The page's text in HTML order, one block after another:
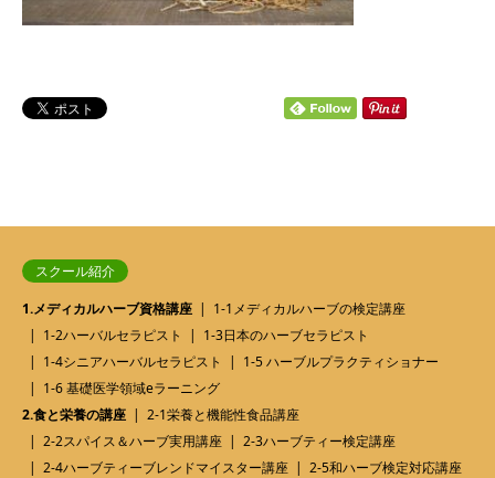
スクール紹介
1.メディカルハーブ資格講座
1-1メディカルハーブの検定講座
1-2ハーバルセラピスト
1-3日本のハーブセラピスト
1-4シニアハーバルセラピスト
1-5 ハーブルプラクティショナー
1-6 基礎医学領域eラーニング
2.食と栄養の講座
2-1栄養と機能性食品講座
2-2スパイス＆ハーブ実用講座
2-3ハーブティー検定講座
2-4ハーブティーブレンドマイスター講座
2-5和ハーブ検定対応講座